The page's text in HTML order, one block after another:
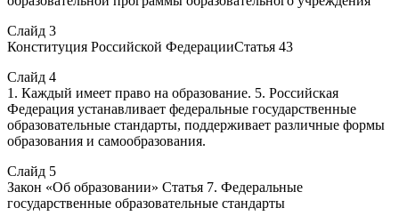
Слайд 3
Конституция Российской ФедерацииСтатья 43
Слайд 4
1. Каждый имеет право на образование. 5. Российская
Федерация устанавливает федеральные государственные
образовательные стандарты, поддерживает различные формы
образования и самообразования.
Слайд 5
Закон «Об образовании» Статья 7. Федеральные
государственные образовательные стандарты